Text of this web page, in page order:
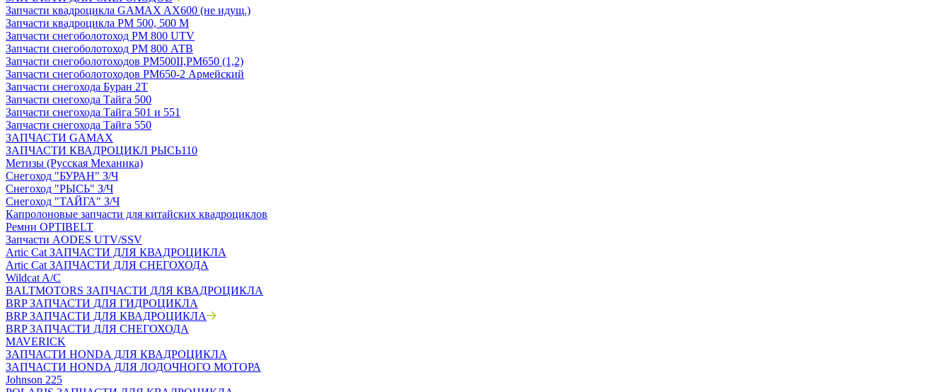
Запчасти квадроцикла GAMAX AX600 (не идущ.)
Запчасти квадроцикла РМ 500, 500 М
Запчасти снегоболотоход РМ 800 UTV
Запчасти снегоболотоход РМ 800 АТВ
Запчасти снегоболотоходов РМ500II,РМ650 (1,2)
Запчасти снегоболотоходов РМ650-2 Армейский
Запчасти снегохода Буран 2Т
Запчасти снегохода Тайга 500
Запчасти снегохода Тайга 501 и 551
Запчасти снегохода Тайга 550
ЗАПЧАСТИ GAMAX
ЗАПЧАСТИ КВАДРОЦИКЛ РЫСЬ110
Метизы (Русская Механика)
Снегоход "БУРАН" З/Ч
Снегоход "РЫСЬ" З/Ч
Снегоход "ТАЙГА" З/Ч
Капролоновые запчасти для китайских квадроциклов
Ремни OPTIBELT
Запчасти AODES UTV/SSV
Artic Cat ЗАПЧАСТИ ДЛЯ КВАДРОЦИКЛА
Artic Cat ЗАПЧАСТИ ДЛЯ СНЕГОХОДА
Wildcat A/C
BALTMOTORS ЗАПЧАСТИ ДЛЯ КВАДРОЦИКЛА
BRP ЗАПЧАСТИ ДЛЯ ГИДРОЦИКЛА
BRP ЗАПЧАСТИ ДЛЯ КВАДРОЦИКЛА
BRP ЗАПЧАСТИ ДЛЯ СНЕГОХОДА
MAVERICK
ЗАПЧАСТИ HONDA ДЛЯ КВАДРОЦИКЛА
ЗАПЧАСТИ HONDA ДЛЯ ЛОДОЧНОГО МОТОРА
Johnson 225